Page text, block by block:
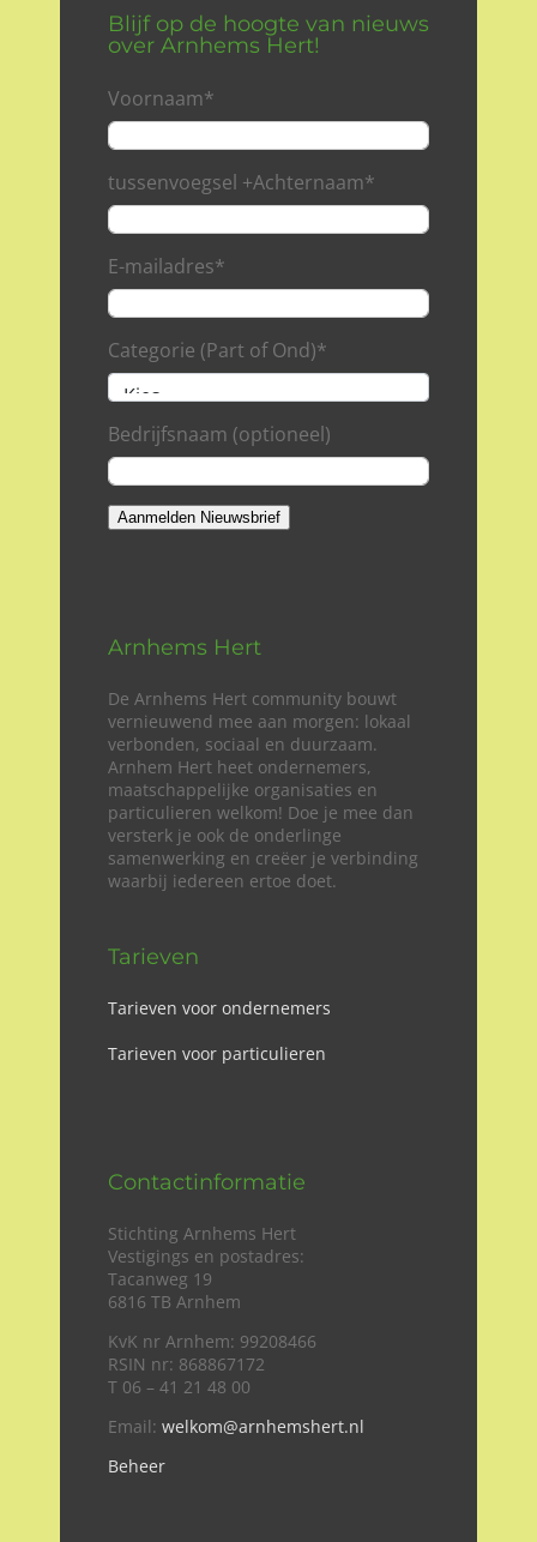
Blijf op de hoogte van nieuws
over Arnhems Hert!
Voornaam*
tussenvoegsel +Achternaam*
E-mailadres*
Categorie (Part of Ond)*
Bedrijfsnaam (optioneel)
Aanmelden Nieuwsbrief
Arnhems Hert
De Arnhems Hert community bouwt
vernieuwend mee aan morgen: lokaal
verbonden, sociaal en duurzaam.
Arnhem Hert heet ondernemers,
maatschappelijke organisaties en
particulieren welkom! Doe je mee dan
versterk je ook de onderlinge
samenwerking en creëer je verbinding
waarbij iedereen ertoe doet.
Tarieven
Tarieven voor ondernemers
Tarieven voor particulieren
Contactinformatie
Stichting Arnhems Hert
Vestigings en postadres:
Tacanweg 19
6816 TB Arnhem
KvK nr Arnhem: 99208466
RSIN nr: 868867172
T 06 – 41 21 48 00
Email: welkom@arnhemshert.nl
Beheer